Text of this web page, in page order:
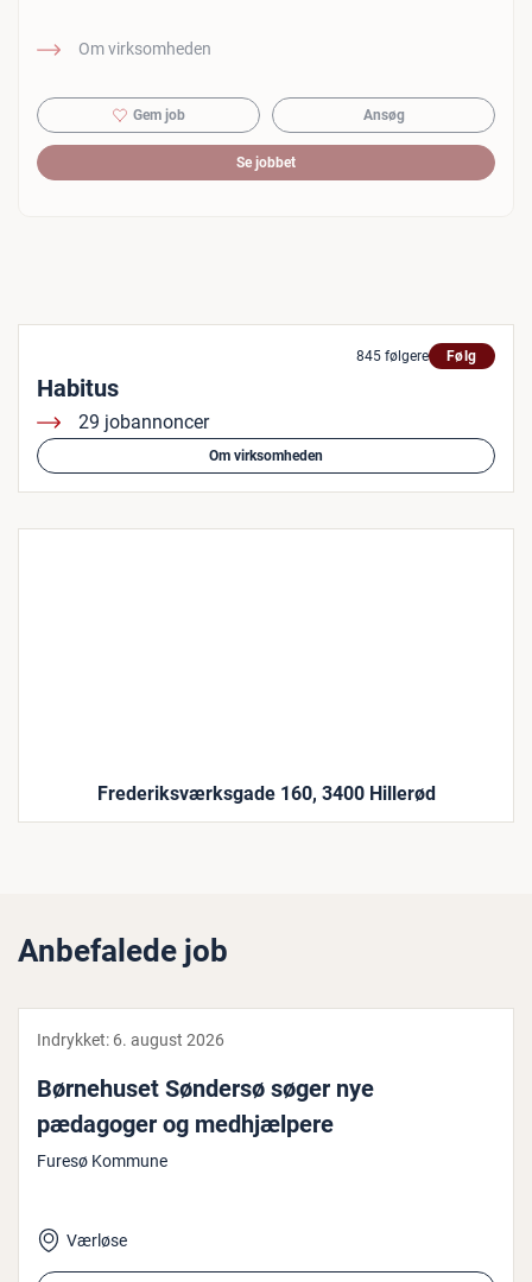
Om virksomheden
Gem job Ansøg
Se jobbet
845 følgere Følg
Habitus
29 jobannoncer
Om virksomheden
Frederiksværksgade 160, 3400 Hillerød
Anbefalede job
Indrykket: 6. august 2026
Bør­ne­hu­set Søndersø søger nye
pædagoger og med­hjæl­pe­re
Furesø Kommune
Værløse